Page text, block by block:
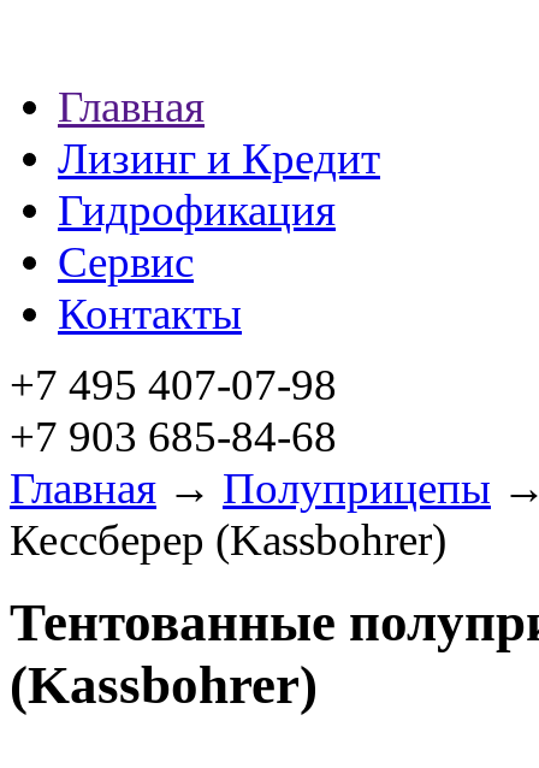
Главная
Лизинг и Кредит
Гидрофикация
Сервис
Контакты
+7 495 407-07-98
+7 903 685-84-68
Главная → Полуприцепы
Кессберер (Kassbohrer)
Тентованные
(Kassbohrer)